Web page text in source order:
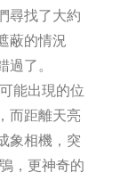
尋找了大約
蔽的情況
了。
能出現的位
而距離天亮
象相機，突
，更神奇的